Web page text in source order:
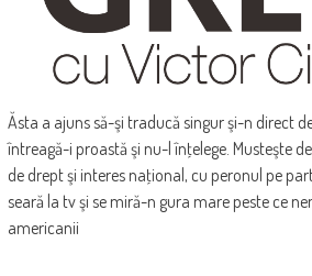
Ăsta a ajuns să-şi traducă singur şi-n direct
întreagă-i proastă şi nu-l înţelege. Musteşte
de drept şi interes naţional, cu peronul pe
seară la tv şi se miră-n gura mare peste ce
americanii